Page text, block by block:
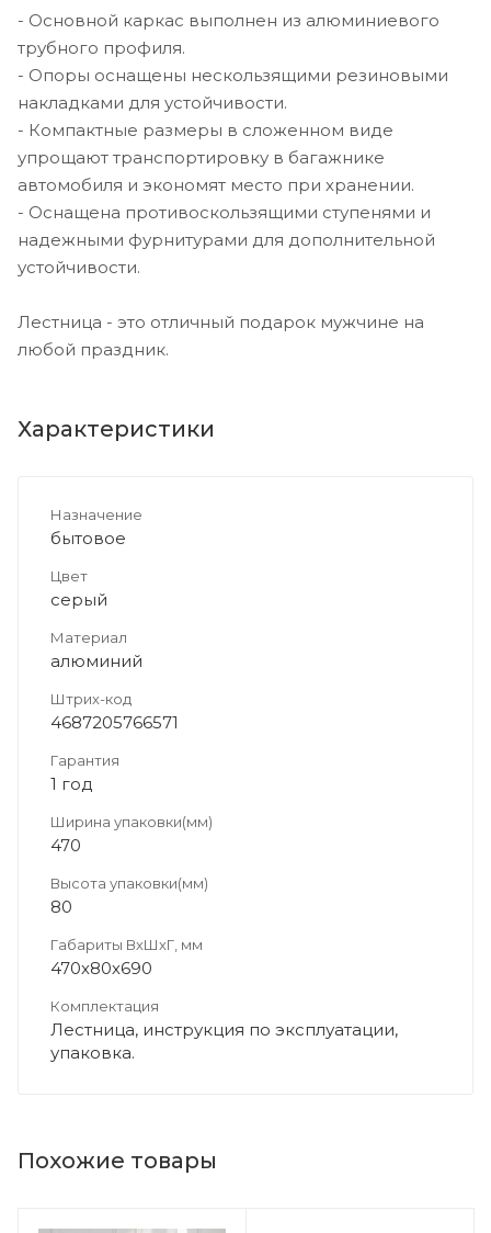
- Основной каркас выполнен из алюминиевого
трубного профиля.
- Опоры оснащены нескользящими резиновыми
накладками для устойчивости.
- Компактные размеры в сложенном виде
упрощают транспортировку в багажнике
автомобиля и экономят место при хранении.
- Оснащена противоскользящими ступенями и
надежными фурнитурами для дополнительной
устойчивости.
Лестница - это отличный подарок мужчине на
любой праздник.
Характеристики
Назначение
бытовое
Цвет
серый
Материал
алюминий
Штрих-код
4687205766571
Гарантия
1 год
Ширина упаковки(мм)
470
Высота упаковки(мм)
80
Габариты ВхШхГ, мм
470х80х690
Комплектация
Лестница, инструкция по эксплуатации,
упаковка.
Похожие товары